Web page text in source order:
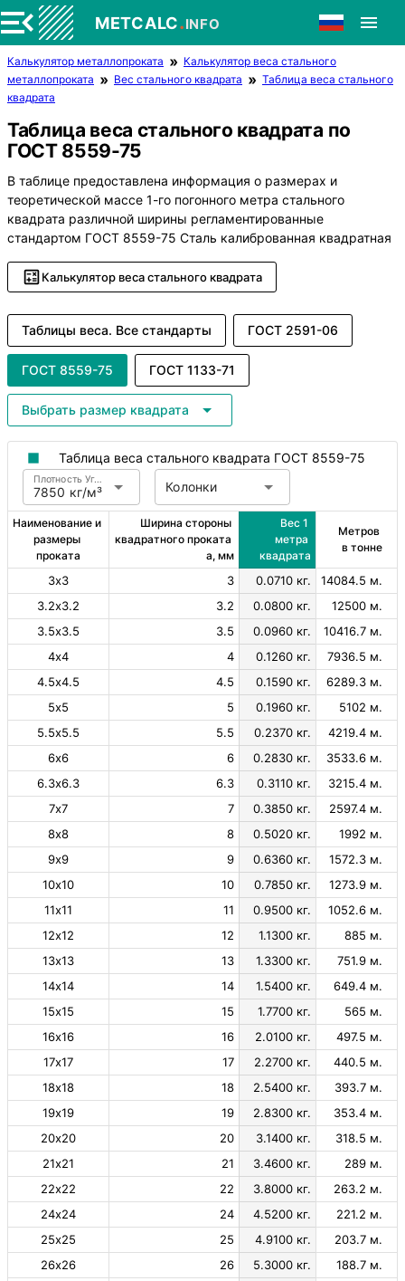
METCALC.INFO
Калькулятор металлопроката
Калькулятор веса стального
металлопроката
Вес стального квадрата
Таблица веса стального
квадрата
Таблица веса стального квадрата по
ГОСТ 8559-75
В таблице предоставлена информация о размерах и
теоретической массе 1-го погонного метра стального
квадрата различной ширины регламентированные
стандартом ГОСТ 8559-75 Сталь калиброванная квадратная
Калькулятор веса стального квадрата
Таблицы веса. Все стандарты ГОСТ 2591-06
ГОСТ 8559-75 ГОСТ 1133-71
Выбрать размер квадрата
Таблица веса стального квадрата ГОСТ 8559-75
7850 кг/м³
Плотность Углеродистая сталь Колонки
Наименование и
размеры
проката
Ширина стороны
квадратного проката
a, мм
Вес 1
метра
квадрата
Метров
в тонне
3х3 3 0.0710 кг.
14084.5 м.
3.2х3.2
3.2 0.0800 кг.
12500 м.
3.5х3.5
3.5 0.0960 кг.
10416.7 м.
4х4
4 0.1260 кг.
7936.5 м.
4.5х4.5
4.5 0.1590 кг.
6289.3 м.
5х5
5 0.1960 кг.
5102 м.
5.5х5.5
5.5 0.2370 кг.
4219.4 м.
6х6
6 0.2830 кг.
3533.6 м.
6.3х6.3
6.3 0.3110 кг.
3215.4 м.
7х7
7 0.3850 кг.
2597.4 м.
8х8
8 0.5020 кг.
1992 м.
9х9
9 0.6360 кг.
1572.3 м.
10х10
10 0.7850 кг.
1273.9 м.
11х11
11 0.9500 кг.
1052.6 м.
12х12
12 1.1300 кг.
885 м.
13х13
13 1.3300 кг.
751.9 м.
14х14
14 1.5400 кг.
649.4 м.
15х15
15 1.7700 кг.
565 м.
16х16
16 2.0100 кг.
497.5 м.
17х17
17 2.2700 кг.
440.5 м.
18х18
18 2.5400 кг.
393.7 м.
19х19
19 2.8300 кг.
353.4 м.
20х20
20 3.1400 кг.
318.5 м.
21х21
21 3.4600 кг.
289 м.
22х22
22 3.8000 кг.
263.2 м.
24х24
24 4.5200 кг.
221.2 м.
25х25
25 4.9100 кг.
203.7 м.
26х26
26 5.3000 кг.
188.7 м.